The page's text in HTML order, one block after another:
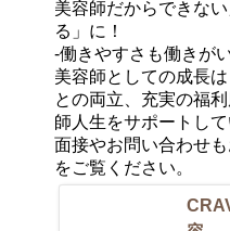
美容師だからできな
る」に！
-働きやすさも働きが
美容師としての成長
との両立、充実の福
師人生をサポートして
面接やお問い合わせ
をご覧ください。